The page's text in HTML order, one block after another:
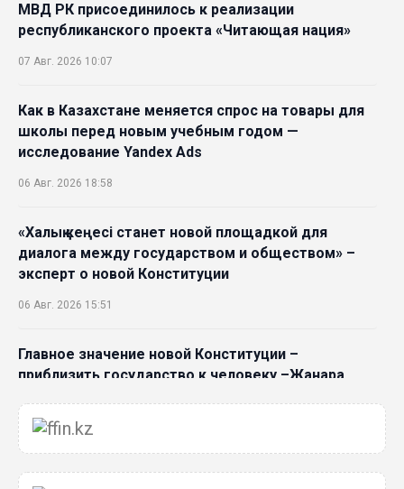
МВД РК присоединилось к реализации
республиканского проекта «Читающая нация»
07 Авг. 2026 10:07
Как в Казахстане меняется спрос на товары для
школы перед новым учебным годом —
исследование Yandex Ads
06 Авг. 2026 18:58
«Халық кеңесі станет новой площадкой для
диалога между государством и обществом» –
эксперт о новой Конституции
06 Авг. 2026 15:51
Главное значение новой Конституции –
приблизить государство к человеку –Жанара
05 Авг. 2026 16:08
Общественные наблюдатели «ДАУЫС»